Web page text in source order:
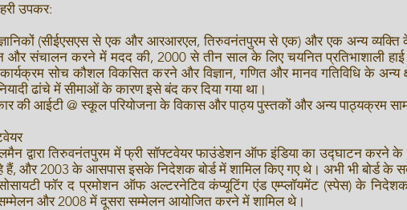
उपकर:
(सीईएसएस से एक और आरआरएल, तिरुवनंतपुरम से एक) और एक अन्य
और संचालन करने में मदद की, 2000 से तीन साल के लिए चयनित प्रतिभाशाली
सोच कौशल विकसित करने और विज्ञान, गणित और मानव गतिविधि के अन्य
ढांचे में सीमाओं के कारण इसे बंद कर दिया गया था।
की आईटी @ स्कूल परियोजना के विकास और पाठ्य पुस्तकों और अन्य पाठ्यक्रम
द्वारा तिरुवनंतपुरम में फ्री सॉफ्टवेयर फाउंडेशन ऑफ इंडिया का उद्घाटन
हैं, और 2003 के आसपास इसके निदेशक बोर्ड में शामिल किए गए थे। अभी भी बोर्ड के
फॉर द प्रमोशन ऑफ अल्टरनेटिव कंप्यूटिंग एंड एम्प्लॉयमेंट (स्पेस) के
सम्मेलन और 2008 में दूसरा सम्मेलन आयोजित करने में शामिल थे।